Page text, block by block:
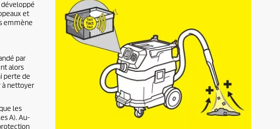
développé
et
emmène
par
alors
perte de
à nettoyer
les
A). Au-